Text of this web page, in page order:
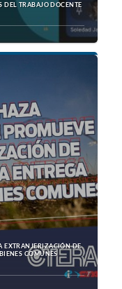
TRABAJO DOCENTE
EXTRANJERIZACIÓN DE
COMUNES